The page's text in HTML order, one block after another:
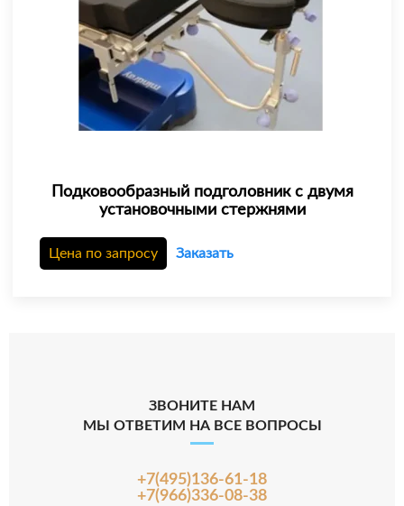
Подковообразный подголовник с двумя
установочными стержнями
Цена по запросу Заказать
ЗВОНИТЕ НАМ
МЫ ОТВЕТИМ НА ВСЕ ВОПРОСЫ
+7(495)136-61-18
+7(966)336-08-38